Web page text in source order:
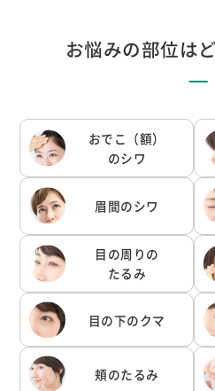
お悩みの部位は
おでこ（額）
のシワ
眉間のシワ
目の周りの
たるみ
目の下のクマ
頬のたるみ